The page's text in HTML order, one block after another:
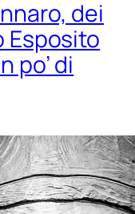
dei
Esposito
po’ di